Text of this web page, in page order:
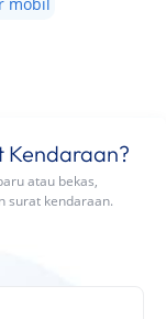
mobil
Kendaraan?
atau bekas,
surat kendaraan.